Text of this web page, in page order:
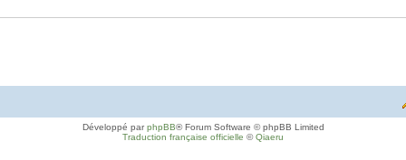
Développé parphpBB® Forum Software © phpBB Limited
Traduction française officielle ©Qiaeru